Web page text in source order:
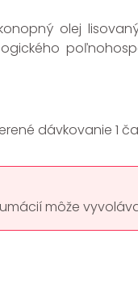
olej
dávkovanie 1
môže